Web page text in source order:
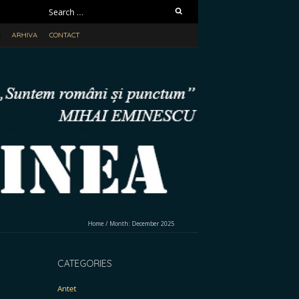
Search
for:
ARHIVA CONTACT
Home / Month: December 2025
CATEGORIES
Antet